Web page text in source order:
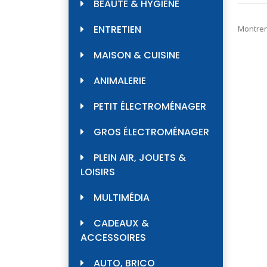
BEAUTÉ & HYGIÈNE
ENTRETIEN
MAISON & CUISINE
ANIMALERIE
PETIT ÉLECTROMÉNAGER
GROS ÉLECTROMÉNAGER
PLEIN AIR, JOUETS &
LOISIRS
MULTIMÉDIA
CADEAUX &
ACCESSOIRES
AUTO, BRICO